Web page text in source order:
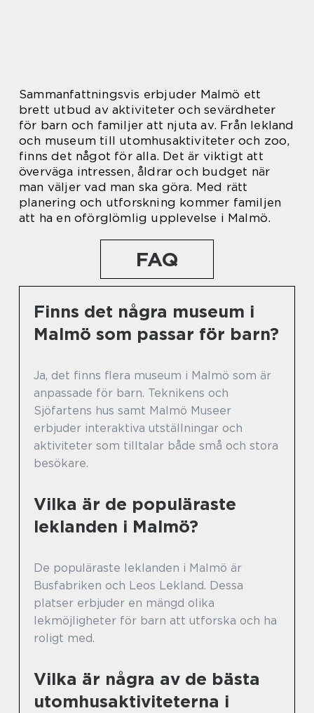
Sammanfattningsvis erbjuder Malmö ett
brett utbud av aktiviteter och sevärdheter
för barn och familjer att njuta av. Från lekland
och museum till utomhusaktiviteter och zoo,
finns det något för alla. Det är viktigt att
överväga intressen, åldrar och budget när
man väljer vad man ska göra. Med rätt
planering och utforskning kommer familjen
att ha en oförglömlig upplevelse i Malmö.
FAQ
Finns det några museum i
Malmö som passar för barn?
Ja, det finns flera museum i Malmö som är
anpassade för barn. Teknikens och
Sjöfartens hus samt Malmö Museer
erbjuder interaktiva utställningar och
aktiviteter som tilltalar både små och stora
besökare.
Vilka är de populäraste
leklanden i Malmö?
De populäraste leklanden i Malmö är
Busfabriken och Leos Lekland. Dessa
platser erbjuder en mängd olika
lekmöjligheter för barn att utforska och ha
roligt med.
Vilka är några av de bästa
utomhusaktiviteterna i